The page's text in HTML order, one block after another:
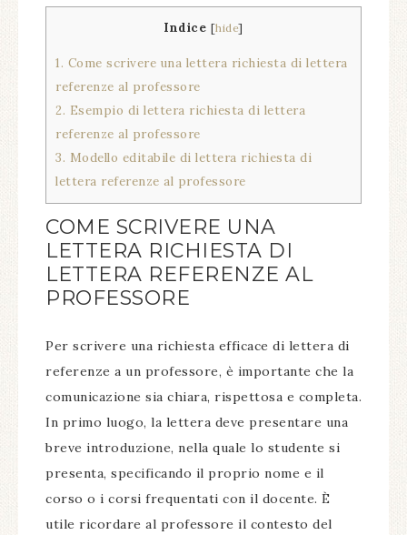
Indice [hide]
1. Come scrivere una lettera richiesta di lettera
referenze al professore
2. Esempio di lettera richiesta di lettera
referenze al professore
3. Modello editabile di lettera richiesta di
lettera referenze al professore
COME SCRIVERE UNA
LETTERA RICHIESTA DI
LETTERA REFERENZE AL
PROFESSORE
Per scrivere una richiesta efficace di lettera di
referenze a un professore, è importante che la
comunicazione sia chiara, rispettosa e completa.
In primo luogo, la lettera deve presentare una
breve introduzione, nella quale lo studente si
presenta, specificando il proprio nome e il
corso o i corsi frequentati con il docente. È
utile ricordare al professore il contesto del